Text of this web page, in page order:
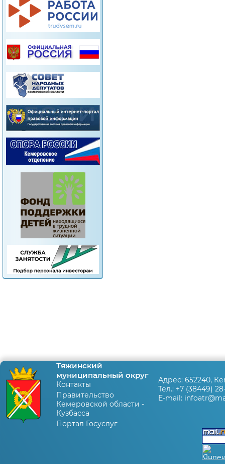
Тяжинский
муниципальный округ
Контакты
Правительство
Кемеровской области -
Кузбасса
Портал Госуслуг
Адрес: 652240,
Тел.: +7 (38449)
E-mail: